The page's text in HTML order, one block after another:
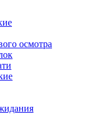
осмотра